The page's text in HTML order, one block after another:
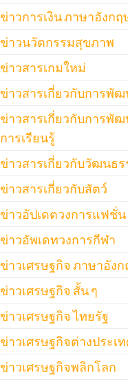
ข่าวการเงิน ภาษาอังกฤ
ข่าวนวัตกรรมสุขภาพ
ข่าวสารเกมใหม่
ข่าวสารเกี่ยวกับการพั
ข่าวสารเกี่ยวกับการพั
การเรียนรู้
ข่าวสารเกี่ยวกับวัฒนธร
ข่าวสารเกี่ยวกับสัตว์
ข่าวอัปเดตวงการแฟชั่น
ข่าวอัพเดทวงการกีฬา
ข่าวเศรษฐกิจ ภาษาอัง
ข่าวเศรษฐกิจ สั้น ๆ
ข่าวเศรษฐกิจ ไทยรัฐ
ข่าวเศรษฐกิจต่างประเ
ข่าวเศรษฐกิจพลิกโลก